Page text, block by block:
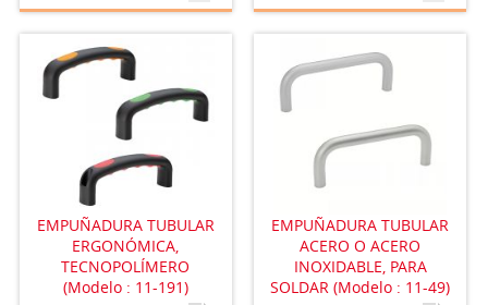
EMPUÑADURA TUBULAR
ERGONÓMICA,
TECNOPOLÍMERO
(Modelo : 11-191)
EMPUÑADURA TUBULAR
ACERO O ACERO
INOXIDABLE, PARA
SOLDAR (Modelo : 11-49)